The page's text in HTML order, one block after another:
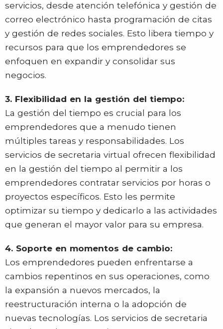
servicios, desde atención telefónica y gestión de
correo electrónico hasta programación de citas
y gestión de redes sociales. Esto libera tiempo y
recursos para que los emprendedores se
enfoquen en expandir y consolidar sus
negocios.
3. Flexibilidad en la gestión del tiempo:
La gestión del tiempo es crucial para los
emprendedores que a menudo tienen
múltiples tareas y responsabilidades. Los
servicios de secretaria virtual ofrecen flexibilidad
en la gestión del tiempo al permitir a los
emprendedores contratar servicios por horas o
proyectos específicos. Esto les permite
optimizar su tiempo y dedicarlo a las actividades
que generan el mayor valor para su empresa.
4. Soporte en momentos de cambio:
Los emprendedores pueden enfrentarse a
cambios repentinos en sus operaciones, como
la expansión a nuevos mercados, la
reestructuración interna o la adopción de
nuevas tecnologías. Los servicios de secretaria